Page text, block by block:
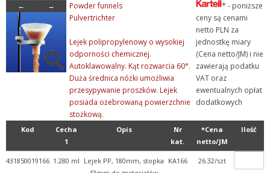
← →
Powder funnels
Pulvertrichter
Lejek polipropylenowy o wysokiej
odporności chemicznej.
Autoklawowalny. Kąt rozwarcia 60°.
Duża średnica nóżki umożliwia
przesypywanie proszków. Lejek
posiada ożebrowaną powierzchnie
stożkową.
* - poniższe
ceny są cenami
netto PLN za
jednostkę miary
(Cena netto/JM) i nie
zawierają podatku
VAT oraz
ewentualnych opłat
dodatkowych
Kod
Cecha
1
Opis
Nr
kat.
*Cena
netto/JM
Ilość
431850019166 1.280 ml Lejek PP, 180mm, stopka KA166 26.32/szt